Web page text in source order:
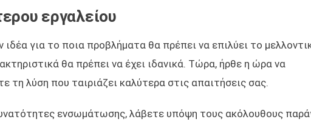
εργαλείου
για το ποια προβλήματα θα πρέπει να επιλύει το
θα πρέπει να έχει ιδανικά. Τώρα, ήρθε η ώρα να
τη λύση που ταιριάζει καλύτερα στις απαιτήσεις σας.
ενσωμάτωσης, λάβετε υπόψη τους ακόλουθους